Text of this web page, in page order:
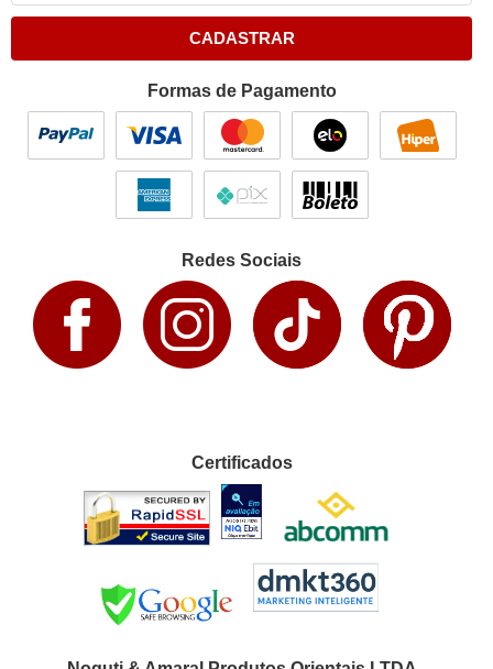
CADASTRAR
Formas de Pagamento
Redes Sociais
Certificados